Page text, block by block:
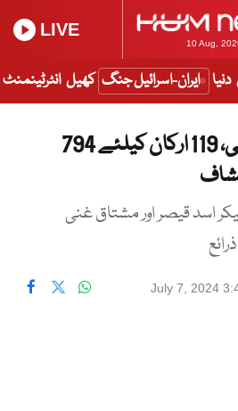
10 Aug,
LIVE
دنیا ایران-اسرائیل جنگ کھیل انٹرٹینمنٹ
خیبر پختونخوا اسمبلی، 119 ارکان کیلئے 794
اسد قیصر اور مشتاق غنی
July 7, 2024